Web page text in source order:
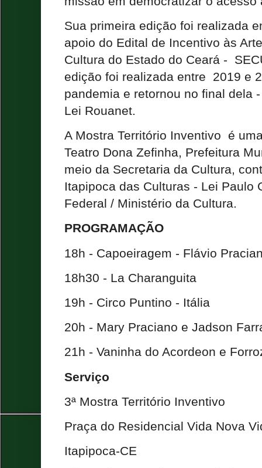
Sua primeira edição foi realizada
apoio do Edital de Incentivo às
Cultura do Estado do Ceará -
edição foi realizada entre 2019 e
pandemia e retornou no final dela
Lei Rouanet.
A Mostra Território Inventivo é
Teatro Dona Zefinha, Prefeitura
meio da Secretaria da Cultura,
Itapipoca das Culturas - Lei Paulo
Federal / Ministério da Cultura.
PROGRAMAÇÃO
18h - Capoeiragem - Flávio
18h30 - La Charanguita
19h - Circo Puntino - Itália
20h - Mary Praciano e Jadson
21h - Vaninha do Acordeon e
Serviço
3ª Mostra Território Inventivo
Praça do Residencial Vida Nova
Itapipoca-CE